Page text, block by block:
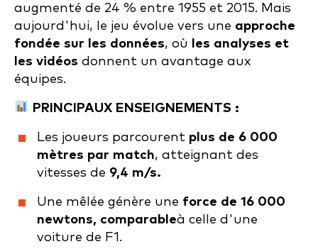
augmenté de 24 % entre 1955 et 2015. Mais
aujourd'hui, le jeu évolue vers une approche
fondée sur les données, où
les analyses et
les vidéos donnent un avantage aux
équipes.
PRINCIPAUX ENSEIGNEMENTS :
Les joueurs parcourent plus de 6 000
mètres par match, atteignant des
vitesses de 9,4 m/s.
Une mêlée génère une force de 16 000
newtons, comparableà celle d'une
voiture de F1.